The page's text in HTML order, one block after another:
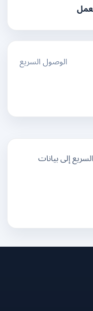
الوصول السريع
بيانات